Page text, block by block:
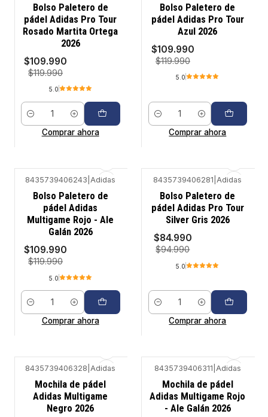
-8%
Bolso Paletero de
pádel Adidas Pro Tour
Rosado Martita Ortega
2026
$109.990
$119.990
5.0
Cantidad
Comprar ahora
-8%
Bolso Paletero de
pádel Adidas Pro Tour
Azul 2026
$109.990
$119.990
5.0
Cantidad
Comprar ahora
-8%
8435739406243 Adidas
Bolso Paletero de
pádel Adidas
Multigame Rojo - Ale
Galán 2026
$109.990
$119.990
5.0
Cantidad
Comprar ahora
-11%
8435739406281 Adidas
Bolso Paletero de
pádel Adidas Pro Tour
Silver Gris 2026
$84.990
$94.990
5.0
Cantidad
Comprar ahora
-11%
8435739406328 Adidas
Mochila de pádel
Adidas Multigame
Negro 2026
-11%
8435739406311 Adidas
Mochila de pádel
Adidas Multigame Rojo
- Ale Galán 2026